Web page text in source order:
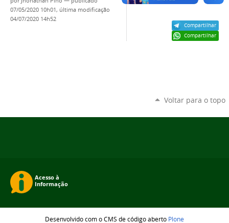
Compartilhar
Compartilhar
07/05/2020 10h01, última modificação
04/07/2020 14h52
Voltar para o topo
Desenvolvido com o CMS de código aberto Plone